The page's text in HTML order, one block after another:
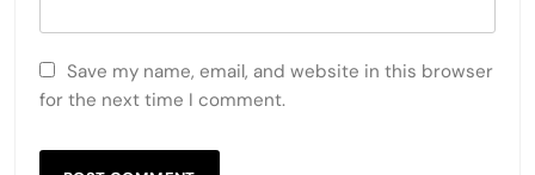
Save my name, email, and website in this browser
for the next time I comment.